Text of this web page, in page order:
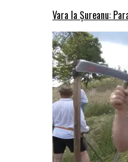
Vara la Șureanu: